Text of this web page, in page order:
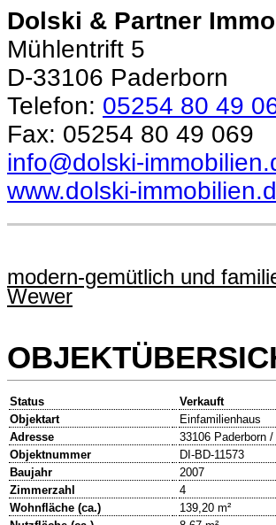
Dolski & Partner
Mühlentrift 5
D-33106 Paderborn
Telefon: 05254 80 49
Fax: 05254 80 49 069
info@dolski-
www.dolski-
modern-gemütlich und
Wewer
Status
Verkauft
Objektart
Einfamilienhaus
Adresse
33106 Paderborn /
Objektnummer
DI-BD-11573
Baujahr
2007
Zimmerzahl
4
Wohnfläche (ca.)
139,20 m²